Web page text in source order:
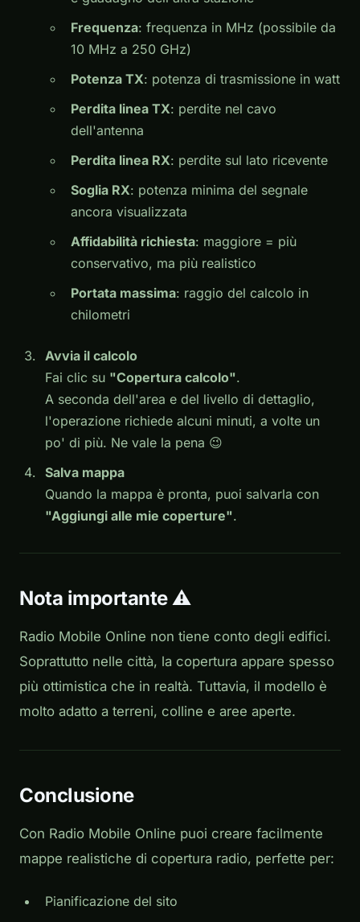
Frequenza: frequenza in MHz (possibile da
10 MHz a 250 GHz)
Potenza TX: potenza di trasmissione in watt
Perdita linea TX: perdite nel cavo
dell'antenna
Perdita linea RX: perdite sul lato ricevente
Soglia RX: potenza minima del segnale
ancora visualizzata
Affidabilità richiesta: maggiore = più
conservativo, ma più realistico
Portata massima: raggio del calcolo in
chilometri
Avvia il calcolo
Fai clic su "Copertura calcolo".
A seconda dell'area e del livello di dettaglio,
l'operazione richiede alcuni minuti, a volte un
po' di più. Ne vale la pena 😉
Salva mappa
Quando la mappa è pronta, puoi salvarla con
"Aggiungi alle mie coperture".
Nota importante ⚠️
Radio Mobile Online non tiene conto degli edifici.
Soprattutto nelle città, la copertura appare spesso
più ottimistica che in realtà. Tuttavia, il modello è
molto adatto a terreni, colline e aree aperte.
Conclusione
Con Radio Mobile Online puoi creare facilmente
mappe realistiche di copertura radio, perfette per:
Pianificazione del sito